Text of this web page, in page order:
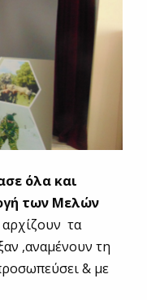
όλα και
των Μελών
τα
,αναμένουν τη
& με